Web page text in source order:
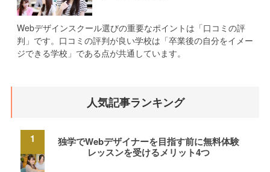
Webデザインスクール選びの重要なポイントは「口コミの評
判」です。口コミの評判が良い学校は「卒業後の自分をイメー
ジできる学校」である点が共通しています。
人気記事ランキング
独学でWebデザイナーを目指す前に無料体験
レッスンを受けるメリット4つ